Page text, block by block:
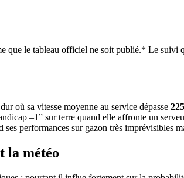
que le tableau officiel ne soit publié.* Le
où sa vitesse moyenne au service dépasse
–1” sur terre quand elle affronte un
performances sur gazon très imprévisibles
la météo